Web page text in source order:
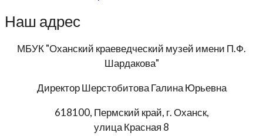
Наш адрес
МБУК "Оханский краеведческий музей имени П.Ф.
Шардакова"
ДиректорШерстобитова Галина Юрьевна
618100, Пермский край, г. Оханск,
улица Красная 8